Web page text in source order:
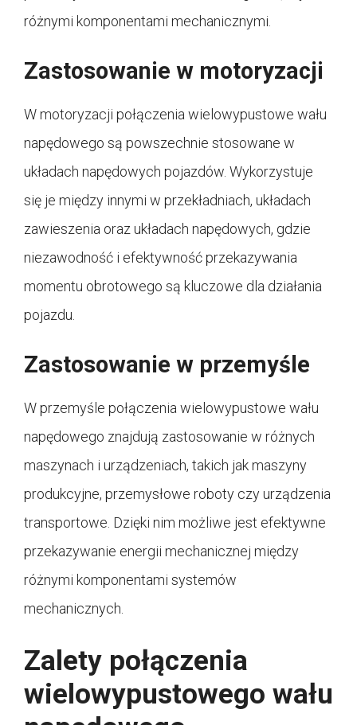
różnymi komponentami mechanicznymi.
Zastosowanie w motoryzacji
W motoryzacji połączenia wielowypustowe wału
napędowego są powszechnie stosowane w
układach napędowych pojazdów. Wykorzystuje
się je między innymi w przekładniach, układach
zawieszenia oraz układach napędowych, gdzie
niezawodność i efektywność przekazywania
momentu obrotowego są kluczowe dla działania
pojazdu.
Zastosowanie w przemyśle
W przemyśle połączenia wielowypustowe wału
napędowego znajdują zastosowanie w różnych
maszynach i urządzeniach, takich jak maszyny
produkcyjne, przemysłowe roboty czy urządzenia
transportowe. Dzięki nim możliwe jest efektywne
przekazywanie energii mechanicznej między
różnymi komponentami systemów
mechanicznych.
Zalety połączenia
wielowypustowego wału